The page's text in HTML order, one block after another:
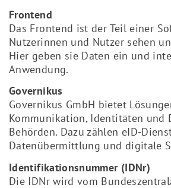
Frontend
Das Frontend ist der Teil einer
Nutzerinnen und Nutzer sehen
Hier geben sie Daten ein und
Anwendung.
Governikus
Governikus GmbH bietet
Kommunikation, Identitäten und
Behörden. Dazu zählen eID-
Datenübermittlung und digitale
Identifikationsnummer (IDNr)
Die IDNr wird vom